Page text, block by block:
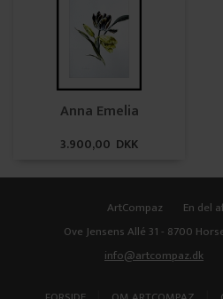
Anna Emelia
3.900,00 DKK
ArtCompaz
En del
Ove Jensens Allé 31 - 8700
info@artcompaz.dk